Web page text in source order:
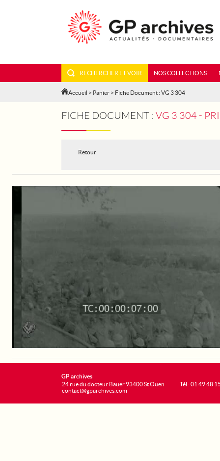
RECHERCHER ET VOIR NOS COLLECTIONS
Accueil > Panier > Fiche Document : VG 3 304
FICHE DOCUMENT : VG 3 304 -
Retour
GP archives
24 rue du docteur Bauer 93400 St Ouen
contact@gparchives.com
Tél : 01 49 48